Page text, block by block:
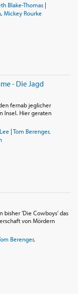
Blake-Thomas|
, Mickey Rourke
- Die Jagd
fernab jeglicher
Insel. Hier geraten
|Tom Berenger,
bisher 'Die Cowboys' das
von Mördern
Berenger,